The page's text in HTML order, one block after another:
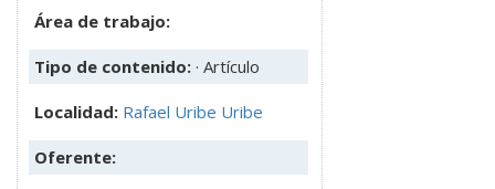
Área de trabajo:
Tipo de contenido: · Artículo
Localidad: Rafael Uribe Uribe
Oferente: